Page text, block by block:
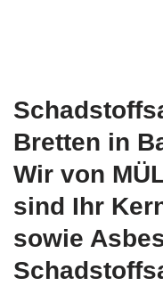
Bretten in
Wir von
sind Ihr
sowie